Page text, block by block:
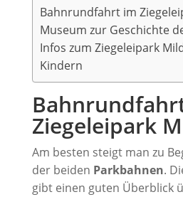
Bahnrundfahrt im
Museum zur Geschichte
Infos zum Ziegeleipark
Kindern
Ziegeleipark
Am besten steigt man zu
der beiden Parkbahnen.
gibt einen guten Überblick